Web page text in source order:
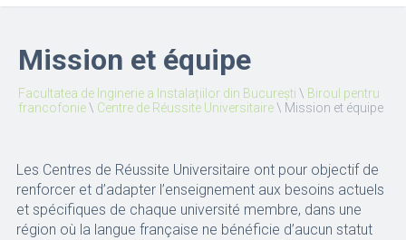
Mission et équipe
Facultatea de Inginerie a Instalațiilor din București \ Biroul pentru
francofonie\ Centre de Réussite Universitaire\ Mission et équipe
Les Centres de Réussite Universitaire ont pour objectif de
renforcer et d’adapter l’enseignement aux besoins actuels
et spécifiques de chaque université membre, dans une
région où la langue française ne bénéficie d’aucun statut